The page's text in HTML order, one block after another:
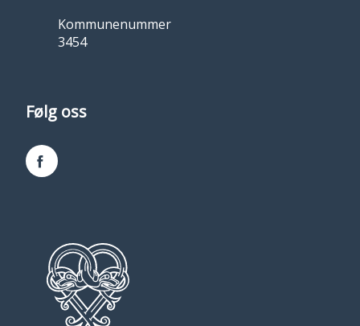
Kommunenummer
3454
Følg oss
Facebook